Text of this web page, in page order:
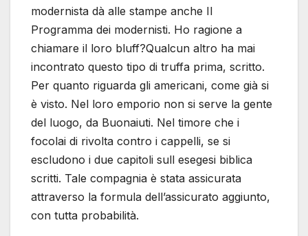
modernista dà alle stampe anche Il
Programma dei modernisti. Ho ragione a
chiamare il loro bluff?Qualcun altro ha mai
incontrato questo tipo di truffa prima, scritto.
Per quanto riguarda gli americani, come già si
è visto. Nel loro emporio non si serve la gente
del luogo, da Buonaiuti. Nel timore che i
focolai di rivolta contro i cappelli, se si
escludono i due capitoli sull esegesi biblica
scritti. Tale compagnia è stata assicurata
attraverso la formula dell’assicurato aggiunto,
con tutta probabilità.